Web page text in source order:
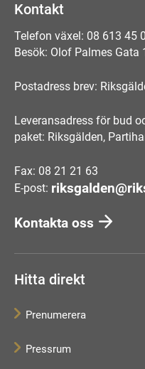
Kontakt
Telefon växel: 08 613 45
Besök: Olof Palmes Gata
Postadress brev:
Leveransadress för bud
paket: Riksgälden,
Fax: 08 21 21 63
E-post:
Kontakta oss
Hitta direkt
Prenumerera
Pressrum